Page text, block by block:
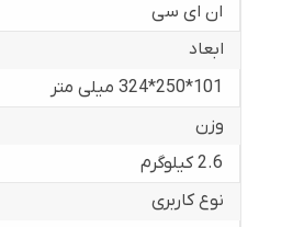
ان ای سی
ابعاد
101*250*324 میلی متر
وزن
2.6 کیلوگرم
نوع کاربری